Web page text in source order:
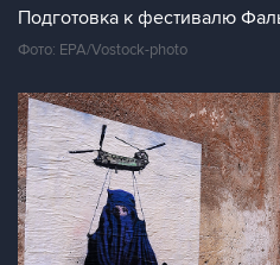
Подготовка к фестивалю
Фото: EPA/Vostock-photo